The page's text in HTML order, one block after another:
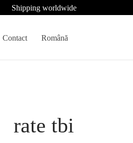
Shipping worldwide
Contact Română
rate tbi